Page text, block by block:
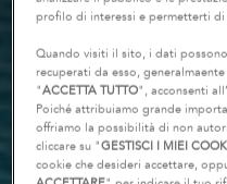
profilo di interessi e permetterti
Quando visiti il sito, i dati
recuperati da esso,
"ACCETTA TUTTO", acconsenti
Poiché attribuiamo grande
offriamo la possibilità di non
cliccare su "GESTISCI I MIEI
cookie che desideri accettare,